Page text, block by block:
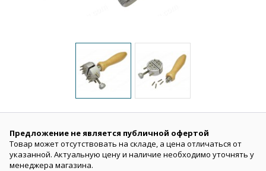
Предложение не является публичной офертой
Товар может отсутствовать на складе, а цена отличаться от
указанной. Актуальную цену и наличие необходимо уточнять у
менеджера магазина.